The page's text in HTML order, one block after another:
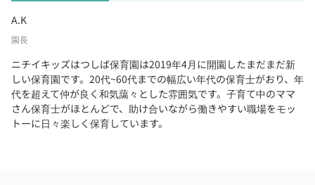
A.K
園長
ニチイキッズはつしば保育園は2019年4月に開園したまだまだ新
しい保育園です。20代~60代までの幅広い年代の保育士がおり、年
代を超えて仲が良く和気藹々とした雰囲気です。子育て中のママ
さん保育士がほとんどで、助け合いながら働きやすい職場をモッ
トーに日々楽しく保育しています。